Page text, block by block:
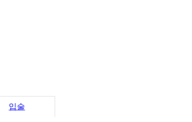
입술